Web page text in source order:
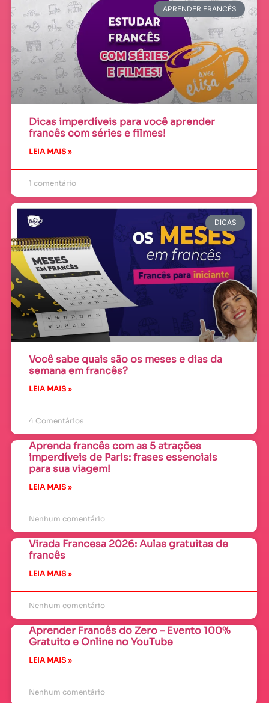
APRENDER FRANCÊS
Dicas imperdíveis para você aprender
francês com séries e filmes!
LEIA MAIS »
1 comentário
DICAS
Você sabe quais são os meses e dias da
semana em francês?
LEIA MAIS »
4 Comentários
Aprenda francês com as 5 atrações
imperdíveis de Paris: frases essenciais
para sua viagem!
LEIA MAIS »
Nenhum comentário
Virada Francesa 2026: Aulas gratuitas de
francês
LEIA MAIS »
Nenhum comentário
Aprender Francês do Zero – Evento 100%
Gratuito e Online no YouTube
LEIA MAIS »
Nenhum comentário